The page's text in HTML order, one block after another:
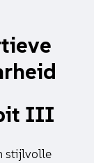
III
stijlvolle